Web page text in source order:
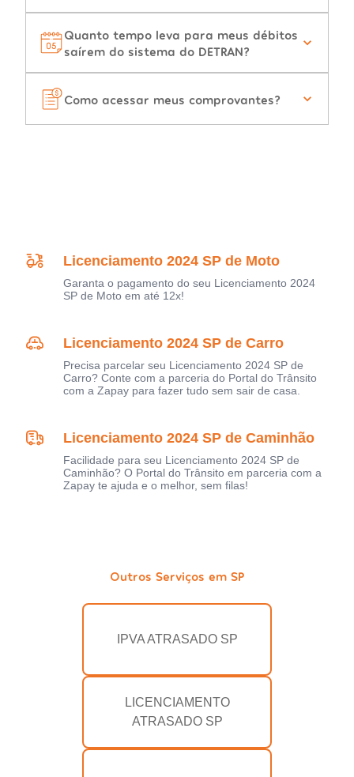
Quanto tempo leva para meus débitos
saírem do sistema do DETRAN?
Como acessar meus comprovantes?
Licenciamento 2024 SP de Moto
Garanta o pagamento do seu Licenciamento 2024
SP de Moto em até 12x!
Licenciamento 2024 SP de Carro
Precisa parcelar seu Licenciamento 2024 SP de
Carro? Conte com a parceria do Portal do Trânsito
com a Zapay para fazer tudo sem sair de casa.
Licenciamento 2024 SP de Caminhão
Facilidade para seu Licenciamento 2024 SP de
Caminhão? O Portal do Trânsito em parceria com a
Zapay te ajuda e o melhor, sem filas!
Outros Serviços em SP
IPVA ATRASADO SP
LICENCIAMENTO
ATRASADO SP